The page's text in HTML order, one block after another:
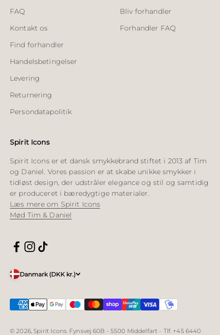
FAQ
Kontakt os
Find forhandler
Handelsbetingelser
Levering
Returnering
Persondatapolitik
Bliv forhandler
Forhandler FAQ
Spirit Icons
Spirit Icons er et dansk smykkebrand stiftet i 2013 af Tim
og Daniel. Vores passion er at skabe unikke smykker i
tidløst design, der udstråler elegance og stil og samtidig
er produceret i bæredygtige materialer.
Læs mere om Spirit Icons
Mød Tim & Daniel
Danmark (DKK kr.)
© 2026, Spirit Icons. Fynsvej 60B - 5500 Middelfart - Tlf. +45 6440